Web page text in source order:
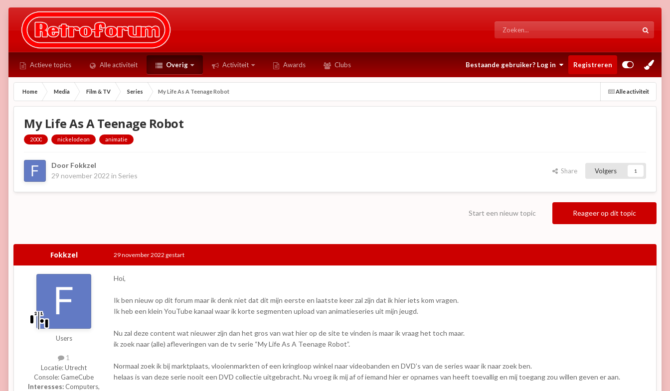
Actieve topics Alle activiteit Overig Activiteit Awards Clubs Bestaande gebruiker? Log in Registreren
Alle activiteit
Home Media Film & TV Series My Life As A Teenage Robot
My Life As A Teenage Robot
2000 nickelodeon animatie
Door Fokkzel
29 november 2022 in Series
Share Volgers 1
Reageer op dit topic
Start een nieuw topic
Fokkzel
Users
1
Locatie:Utrecht
Console: GameCube
Interesses:Computers,
29 november 2022 gestart
Hoi,
Ik ben nieuw op dit forum maar ik denk niet dat dit mijn eerste en laatste keer zal zijn dat ik hier iets kom vragen.
Ik heb een klein YouTube kanaal waar ik korte segmenten upload van animatieseries uit mijn jeugd.
Nu zal deze content wat nieuwer zijn dan het gros van wat hier op de site te vinden is maar ik vraag het toch maar.
ik zoek naar (alle) afleveringen van de tv serie “My Life As A Teenage Robot”.
Normaal zoek ik bij marktplaats, vlooienmarkten of een kringloop winkel naar videobanden en DVD’s van de series waar ik naar zoek ben.
helaas is van deze serie nooit een DVD collectie uitgebracht. Nu vroeg ik mij af of iemand hier er opnames van heeft toevallig en mij toegang zou willen geven er aan.